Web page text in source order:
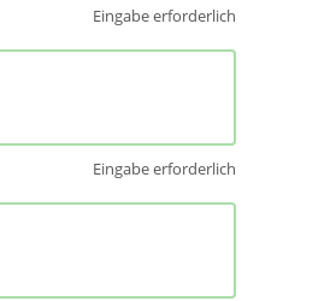
Eingabe erforderlich
Eingabe erforderlich